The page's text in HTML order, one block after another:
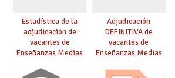
Estadística de la
adjudicación de
vacantes de
Enseñanzas Medias
Adjudicación
DEFINITIVA de
vacantes de
Enseñanzas Medias